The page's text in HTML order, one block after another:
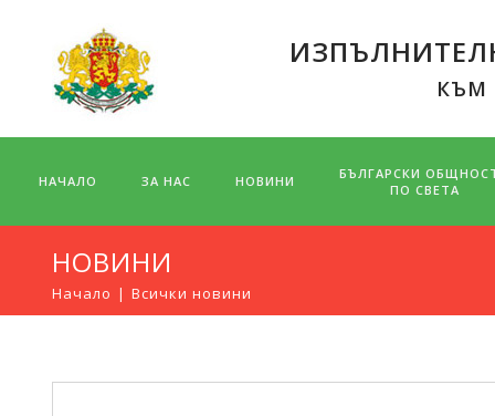
КЪМ
НАЧАЛО ЗА НАС НОВИНИ
БЪЛГАРСКИ
ПО СВЕТА
НОВИНИ
Начало Всички новини